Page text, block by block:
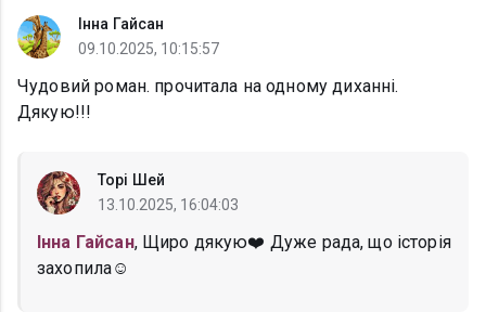
Інна Гайсан
09.10.2025, 10:15:57
Чудовий роман. прочитала на одному диханні.
Дякую!!!
Торі Шей
13.10.2025, 16:04:03
Інна Гайсан, Щиро дякую❤️ Дуже рада, що історія
захопила☺️